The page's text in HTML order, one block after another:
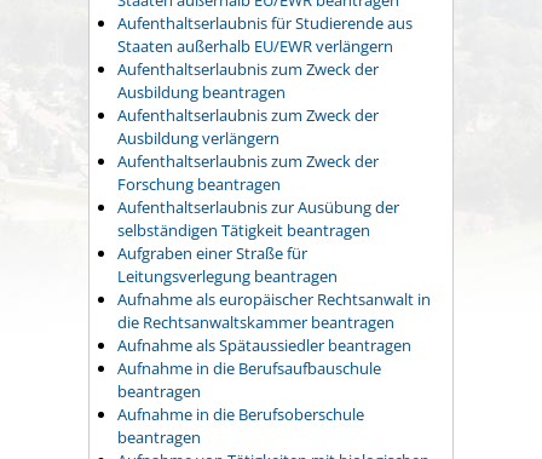
Aufenthaltserlaubnis für Studierende aus
Staaten außerhalb EU/EWR verlängern
Aufenthaltserlaubnis zum Zweck der
Ausbildung beantragen
Aufenthaltserlaubnis zum Zweck der
Ausbildung verlängern
Aufenthaltserlaubnis zum Zweck der
Forschung beantragen
Aufenthaltserlaubnis zur Ausübung der
selbständigen Tätigkeit beantragen
Aufgraben einer Straße für
Leitungsverlegung beantragen
Aufnahme als europäischer Rechtsanwalt in
die Rechtsanwaltskammer beantragen
Aufnahme als Spätaussiedler beantragen
Aufnahme in die Berufsaufbauschule
beantragen
Aufnahme in die Berufsoberschule
beantragen